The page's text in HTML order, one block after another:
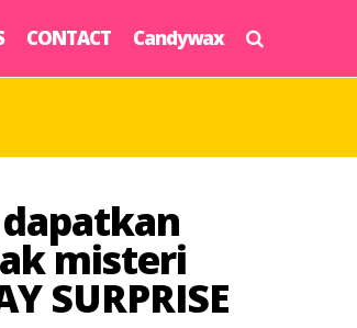
CONTACT Candywax
misteri
SURPRISE